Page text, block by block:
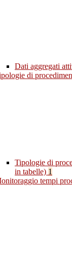
Dati aggregati
di
Tipologie di
in tabelle) 1
tempi